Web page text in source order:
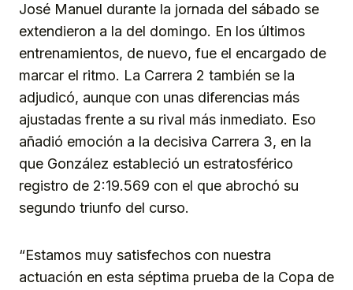
José Manuel durante la jornada del sábado se
extendieron a la del domingo. En los últimos
entrenamientos, de nuevo, fue el encargado de
marcar el ritmo. La Carrera 2 también se la
adjudicó, aunque con unas diferencias más
ajustadas frente a su rival más inmediato. Eso
añadió emoción a la decisiva Carrera 3, en la
que González estableció un estratosférico
registro de 2:19.569 con el que abrochó su
segundo triunfo del curso.
“Estamos muy satisfechos con nuestra
actuación en esta séptima prueba de la Copa de